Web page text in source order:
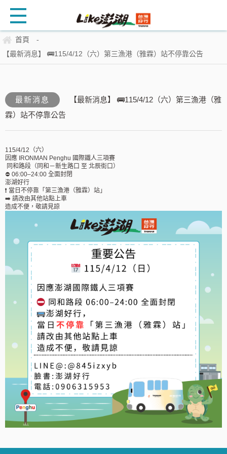
首頁 -
【最新消息】 🚌115/4/12（六）第三漁港（雅霖）站不停靠公告
最新消息
【最新消息】 🚌115/4/12（六）第三漁港（雅
霖）站不停靠公告
115/4/12（六）
因應 IRONMAN Penghu 國際鐵人三項賽
同和路段（同和－新生路口 至 北辰街口）
⛔ 06:00–24:00 全面封閉
澎湖好行
❗ 當日不停靠「第三漁港（雅霖）站」
➡️ 請改由其他站點上車
造成不便，敬請見諒